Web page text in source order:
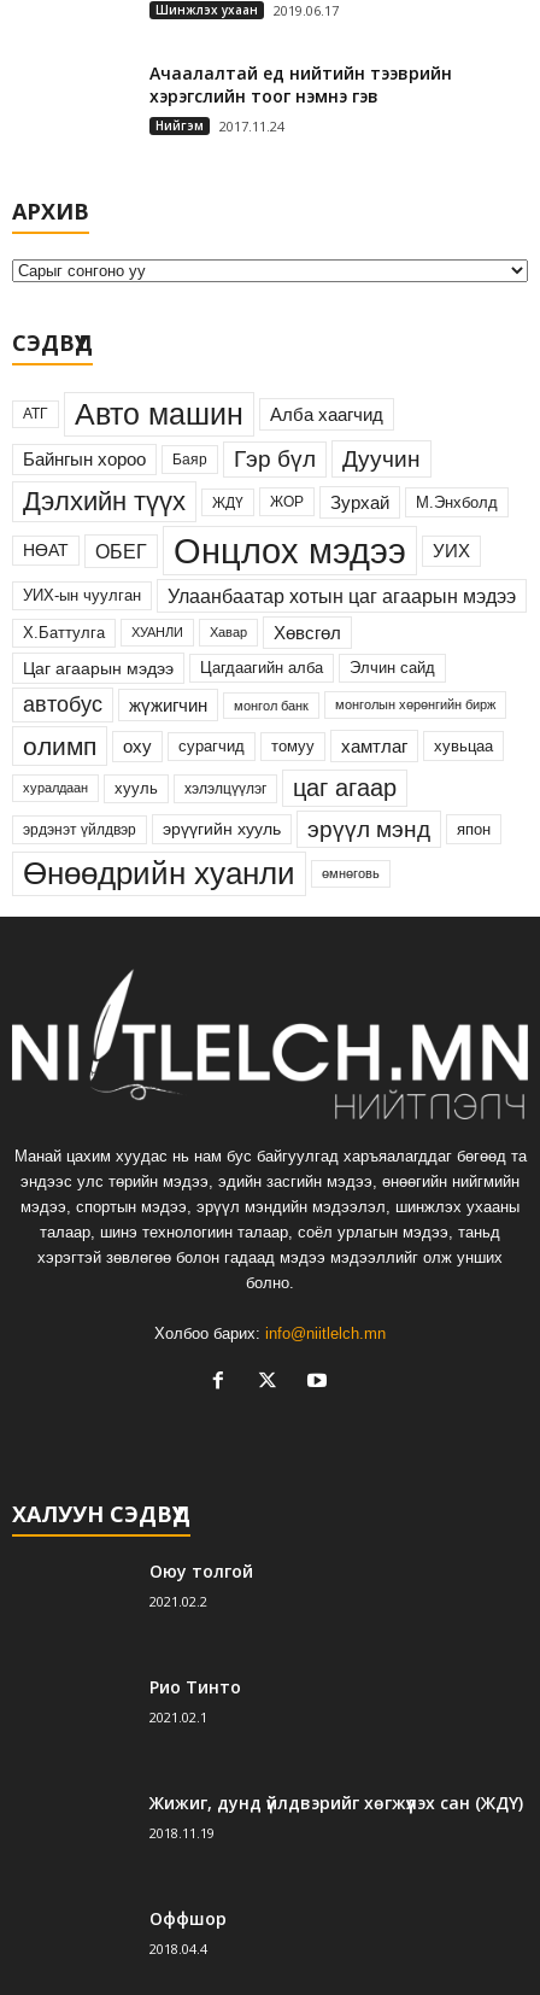
Шинжлэх ухаан 2019.06.17
Ачаалалтай үед нийтийн тээврийн
хэрэгслийн тоог нэмнэ гэв
Нийгэм 2017.11.24
АРХИВ
и
СЭДВҮҮД
АТГ Авто машин Алба хаагчид
Байнгын хороо Баяр Гэр бүл Дуучин
Дэлхийн түүх ЖДҮ ЖОР Зурхай М.Энхболд
НӨАТ ОБЕГ Онцлох мэдээ УИХ
УИХ-ын чуулган Улаанбаатар хотын цаг агаарын мэдээ
Х.Баттулга ХУАНЛИ Хавар Хөвсгөл
Цаг агаарын мэдээ Цагдаагийн алба Элчин сайд
автобус жүжигчин монгол банк монголын хөрөнгийн бирж
олимп оху сурагчид томуу хамтлаг хувьцаа
хуралдаан хууль хэлэлцүүлэг цаг агаар
эрдэнэт үйлдвэр эрүүгийн хууль эрүүл мэнд япон
Өнөөдрийн хуанли өмнөговь
Манай цахим хуудас нь нам бус байгуулгад харъяалагддаг бөгөөд та
эндээс улс төрийн мэдээ, эдийн засгийн мэдээ, өнөөгийн нийгмийн
мэдээ, спортын мэдээ, эрүүл мэндийн мэдээлэл, шинжлэх ухааны
талаар, шинэ технологиин талаар, соёл урлагын мэдээ, таньд
хэрэгтэй зөвлөгөө болон гадаад мэдээ мэдээллийг олж унших
болно.
Холбоо барих: info@niitlelch.mn
ХАЛУУН СЭДВҮҮД
Оюу толгой
2021.02.2
Рио Тинто
2021.02.1
Жижиг, дунд үйлдвэрийг хөгжүүлэх сан (ЖДҮ)
2018.11.19
Оффшор
2018.04.4